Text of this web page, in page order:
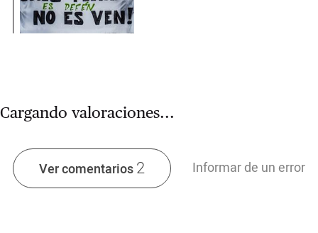
Cargando valoraciones...
Ver comentarios2 Informar de un error